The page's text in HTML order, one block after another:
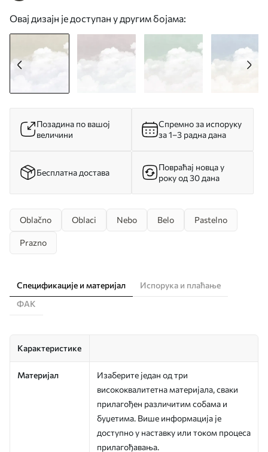
Овај дизајн је доступан у другим бојама:
Позадина по вашој
величини
Спремно за испоруку
за 1–3 радна дана
Бесплатна достава
Повраћај новца у
року од 30 дана
Oblačno Oblaci Nebo Belo Pastelno
Prazno
Спецификације и материјал
Испорука и плаћање
ФАК
Карактеристике
Материјал
Изаберите један од три
висококвалитетна материјала, сваки
прилагођен различитим собама и
буџетима. Више информација је
доступно у наставку или током процеса
прилагођавања.